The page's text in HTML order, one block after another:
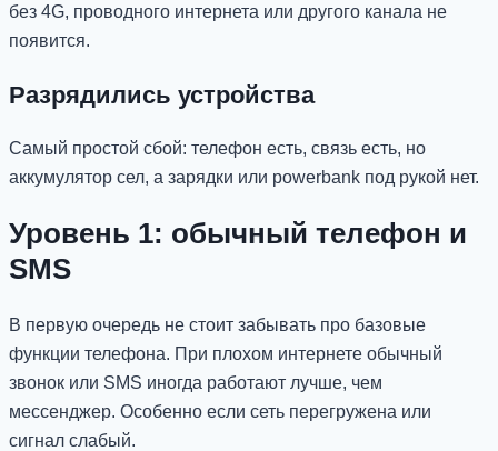
без 4G, проводного интернета или другого канала не
появится.
Разрядились устройства
Самый простой сбой: телефон есть, связь есть, но
аккумулятор сел, а зарядки или powerbank под рукой нет.
Уровень 1: обычный телефон и
SMS
В первую очередь не стоит забывать про базовые
функции телефона. При плохом интернете обычный
звонок или SMS иногда работают лучше, чем
мессенджер. Особенно если сеть перегружена или
сигнал слабый.